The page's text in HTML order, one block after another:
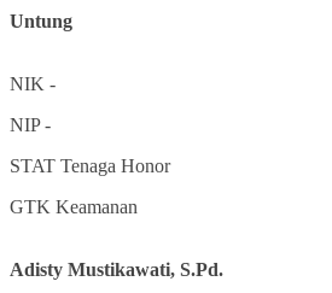
Untung
NIK -
NIP-
STAT Tenaga Honor
GTK Keamanan
Adisty Mustikawati, S.Pd.